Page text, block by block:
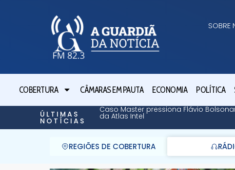
SOBRE
COBERTURA CÂMARAS EM PAUTA ECONOMIA POLÍTICA
ÚLTIMAS
NOTÍCIAS
Caso Master pressiona Flávio
da Atlas Intel
REGIÕES DE COBERTURA